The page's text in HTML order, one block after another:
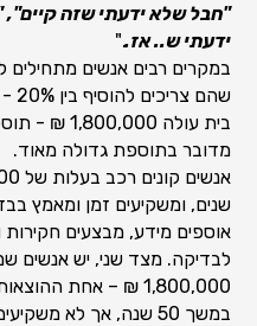
"חבל שלא ידעתי שזה קיים",
ידעתי ש.. אז.."
במקרים רבים אנשים מתחילים
מדובר בתוספת גדולה מאוד.
שנים, ומשקיעים זמן ומאמץ
אוספים מידע, מבצעים
לבדיקה. מצד שני, יש אנשים
1,800,000 ₪ – אחת
במשך 50 שנה, אך לא